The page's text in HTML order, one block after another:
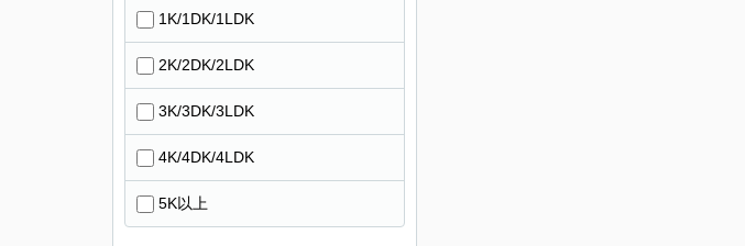
1K/1DK/1LDK
2K/2DK/2LDK
3K/3DK/3LDK
4K/4DK/4LDK
5K以上